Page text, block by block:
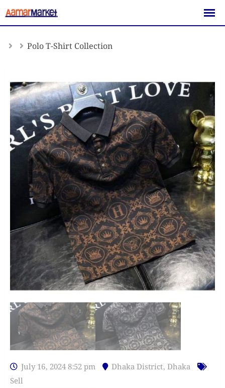
Skip
to
Polo T-Shirt Collection
July 16, 2024 8:52 pm Dhaka District, Dhaka
Sell